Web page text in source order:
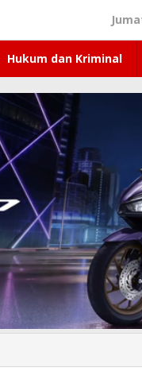
Hukum dan Kriminal